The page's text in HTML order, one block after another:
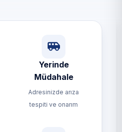
Yerinde
Müdahale
Adresinizde arıza
tespiti ve onarım